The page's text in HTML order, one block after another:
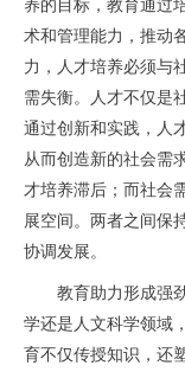
养的目标，教育通过
术和管理能力，推动
力，人才培养必须与
需失衡。人才不仅是
通过创新和实践，人
从而创造新的社会需
才培养滞后；而社会
展空间。两者之间保
协调发展。
教育助力形成强劲
学还是人文科学领域
育不仅传授知识，还